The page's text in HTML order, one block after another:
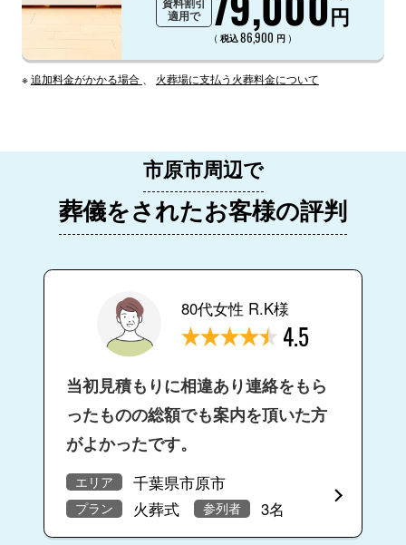
資料割引
適用で
円
（ 税込86,900 円 ）
※追加料金がかかる場合 火葬場に支払う火葬料金について
市原市周辺で
葬儀をされたお客様の評判
80代女性 R.K様
4.5
当初見積もりに相違あり連絡をもら
ったものの総額でも案内を頂いた方
がよかったです。
エリア 千葉県市原市
プラン 火葬式 参列者 3名